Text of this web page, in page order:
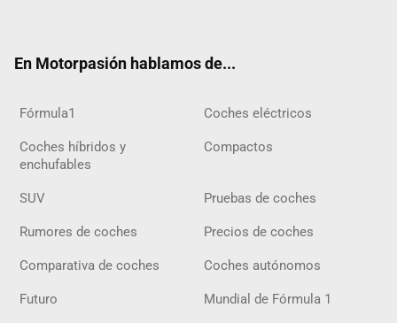
En Motorpasión hablamos de...
Fórmula1 Coches eléctricos
Coches híbridos y
enchufables
Compactos
SUV Pruebas de coches
Rumores de coches Precios de coches
Comparativa de coches Coches autónomos
Futuro Mundial de Fórmula 1